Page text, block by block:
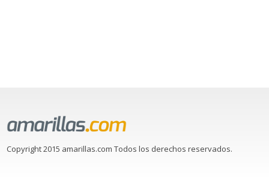
Copyright 2015 amarillas.com Todos los derechos reservados.